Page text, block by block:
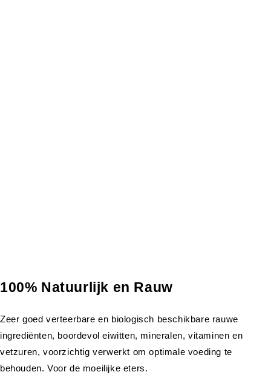
100% Natuurlijk en Rauw
Zeer goed verteerbare en biologisch beschikbare rauwe
ingrediënten, boordevol eiwitten, mineralen, vitaminen en
vetzuren, voorzichtig verwerkt om optimale voeding te
behouden. Voor de moeilijke eters.